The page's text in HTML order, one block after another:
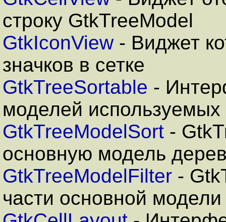
строку GtkTreeModel
GtkIconView- Виджет
значков в сетке
GtkTreeSortable -
моделей
GtkTreeModelSort -
основную модель
GtkTreeModelFilter -
части основной